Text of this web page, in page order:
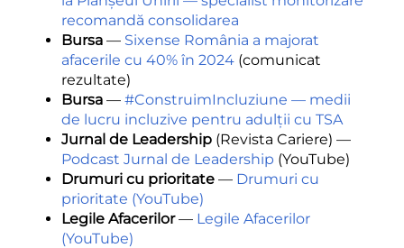
recomandă consolidarea
Bursa — Sixense România a majorat
afacerile cu 40% în 2024 (comunicat
rezultate)
Bursa — #ConstruimIncluziune — medii
de lucru incluzive pentru adulții cu TSA
Jurnal de Leadership (Revista Cariere) —
Podcast Jurnal de Leadership (YouTube)
Drumuri cu prioritate — Drumuri cu
prioritate (YouTube)
Legile Afacerilor— Legile Afacerilor
(YouTube)